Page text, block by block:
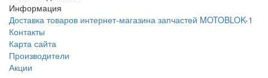
Информация
Доставка товаров интернет-магазина запчастей MOTOBLOK-1
Контакты
Карта сайта
Производители
Акции